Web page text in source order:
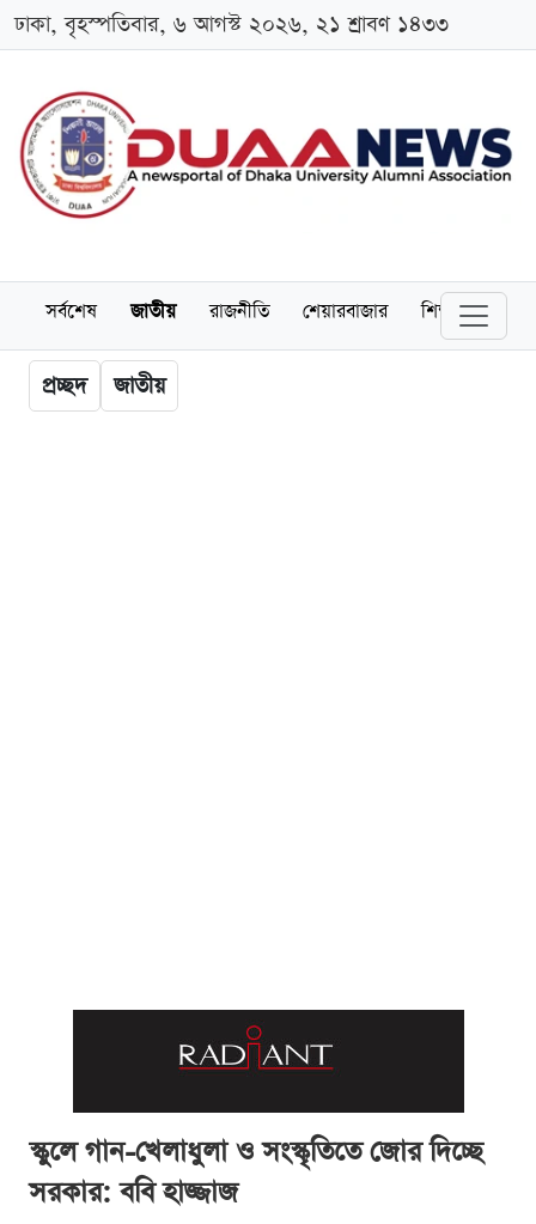
ঢাকা, বৃহস্পতিবার, ৬ আগস্ট ২০২৬, ২১ শ্রাবণ ১৪৩৩
সর্বশেষ জাতীয় রাজনীতি শেয়ারবাজার শিক্ষা
প্রচ্ছদ জাতীয়
স্কুলে গান-খেলাধুলা ও সংস্কৃতিতে জোর দিচ্ছে
সরকার: ববি হাজ্জাজ